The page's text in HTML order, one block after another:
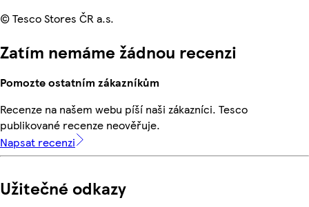
© Tesco Stores ČR a.s.
Zatím nemáme žádnou recenzi
Pomozte ostatním zákazníkům
Recenze na našem webu píší naši zákazníci. Tesco
publikované recenze neověřuje.
Napsat recenzi
Užitečné odkazy